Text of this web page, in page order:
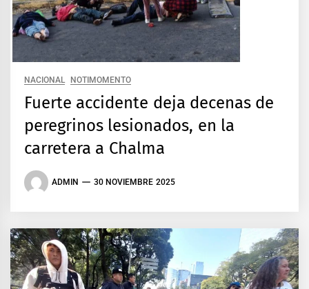
NACIONAL NOTIMOMENTO
Fuerte accidente deja decenas de
peregrinos lesionados, en la
carretera a Chalma
ADMIN 30 NOVIEMBRE 2025